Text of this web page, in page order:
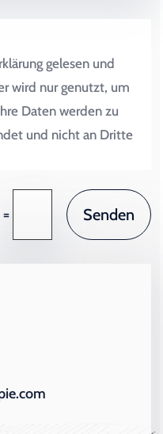
gelesen und
wird nur genutzt, um
Daten werden zu
und nicht an Dritte
= Senden